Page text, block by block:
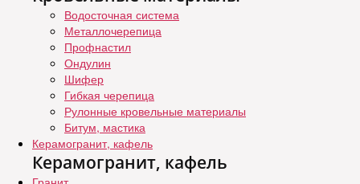
Водосточная система
Металлочерепица
Профнастил
Ондулин
Шифер
Гибкая черепица
Рулонные кровельные материалы
Битум, мастика
Керамогранит, кафель
Керамогранит, кафель